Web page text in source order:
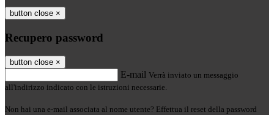
button close ×
Recupero password
button close ×
E-mail Verrà inviato un messaggio
all'indirizzo indicato con le istruzioni necessarie.
Non hai una e-mail associata al nome utente? Effettua il reset della password